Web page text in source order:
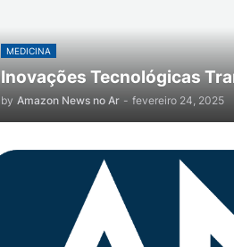
MEDICINA
Inovações Tecnológicas
by Amazon News no Ar - fevereiro 24, 2025